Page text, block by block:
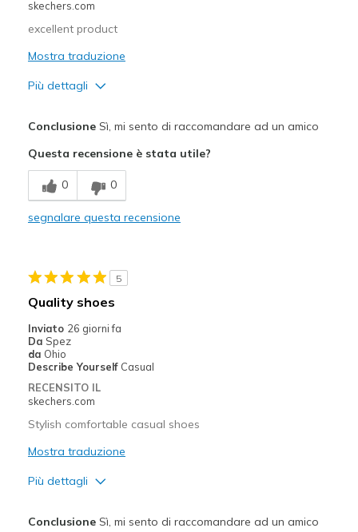
skechers.com
excellent product
Mostra traduzione
Più dettagli
Breathe Well
Comfortable
Migliori Utilizzi:
Going Out
Sizing
View On Shoes
ConclusioneSì, mi sento di raccomandare ad un amico
Questa recensione è stata utile?
0 0
segnalare questa recensione
5
Quality shoes
Inviato 26 giorni fa
Da Spez
da Ohio
Describe Yourself Casual
RECENSITO IL
skechers.com
Stylish comfortable casual shoes
Mostra traduzione
Più dettagli
ConclusioneSì, mi sento di raccomandare ad un amico